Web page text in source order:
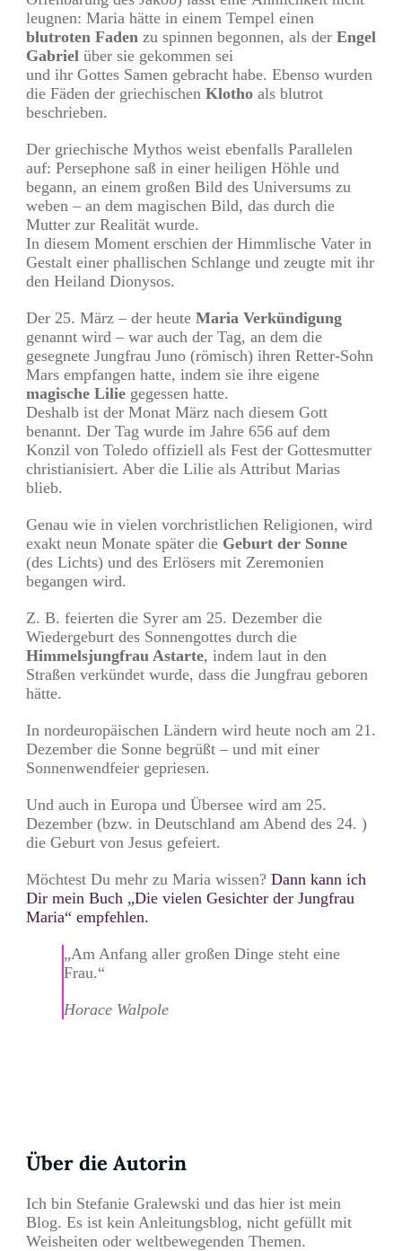
leugnen: Maria hätte in einem Tempel einen
blutroten Faden zu spinnen begonnen, als der Engel
Gabriel über sie gekommen sei
und ihr Gottes Samen gebracht habe. Ebenso wurden
die Fäden der griechischen Klotho als blutrot
beschrieben.
Der griechische Mythos weist ebenfalls Parallelen
auf: Persephone saß in einer heiligen Höhle und
begann, an einem großen Bild des Universums zu
weben – an dem magischen Bild, das durch die
Mutter zur Realität wurde.
In diesem Moment erschien der Himmlische Vater in
Gestalt einer phallischen Schlange und zeugte mit ihr
den Heiland Dionysos.
Der 25. März – der heute Maria Verkündigung
genannt wird – war auch der Tag, an dem die
gesegnete Jungfrau Juno (römisch) ihren Retter-Sohn
Mars empfangen hatte, indem sie ihre eigene
magische Lilie gegessen hatte.
Deshalb ist der Monat März nach diesem Gott
benannt. Der Tag wurde im Jahre 656 auf dem
Konzil von Toledo offiziell als Fest der Gottesmutter
christianisiert. Aber die Lilie als Attribut Marias
blieb.
Genau wie in vielen vorchristlichen Religionen, wird
exakt neun Monate später die Geburt der Sonne
(des Lichts) und des Erlösers mit Zeremonien
begangen wird.
Z. B. feierten die Syrer am 25. Dezember die
Wiedergeburt des Sonnengottes durch die
Himmelsjungfrau Astarte, indem laut in den
Straßen verkündet wurde, dass die Jungfrau geboren
hätte.
In nordeuropäischen Ländern wird heute noch am 21.
Dezember die Sonne begrüßt – und mit einer
Sonnenwendfeier gepriesen.
Und auch in Europa und Übersee wird am 25.
Dezember (bzw. in Deutschland am Abend des 24. )
die Geburt von Jesus gefeiert.
Möchtest Du mehr zu Maria wissen? Dann kann ich
Dir mein Buch „Die vielen Gesichter der Jungfrau
Maria“ empfehlen.
„Am Anfang aller großen Dinge steht eine
Frau.“
Horace Walpole
Über die Autorin
Ich bin Stefanie Gralewski und das hier ist mein
Blog. Es ist kein Anleitungsblog, nicht gefüllt mit
Weisheiten oder weltbewegenden Themen.